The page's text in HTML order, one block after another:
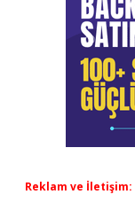
Reklam ve İletişim: